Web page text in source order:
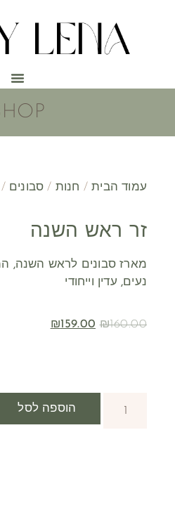
עמוד הבית/ חנות / סבונים /
זר ראש השנה
מארז סבונים לראש השנה,
נעים, עדין וייחודי
₪160.00
₪159.00
הוספה לסל